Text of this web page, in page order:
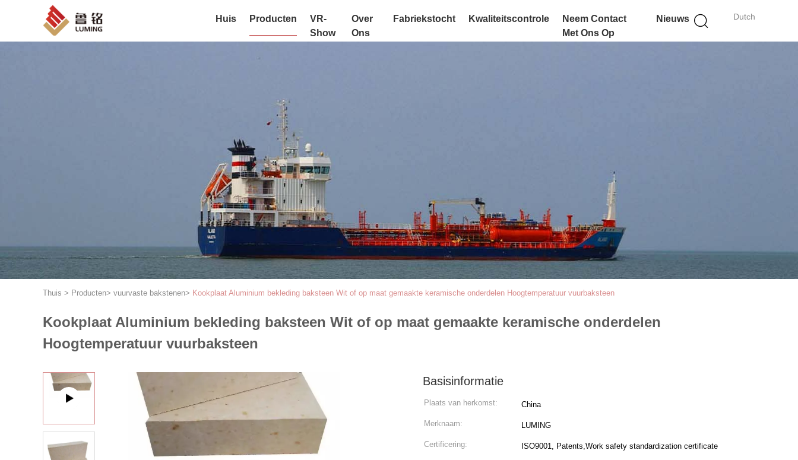
Dutch
Huis Producten
VR-
Show
Over
Ons
Fabriekstocht Kwaliteitscontrole
Neem Contact
Met Ons Op
Nieuws
Thuis > Producten> vuurvaste bakstenen> Kookplaat Aluminium bekleding baksteen Wit of op maat gemaakte keramische onderdelen Hoogtemperatuur vuurbaksteen
Kookplaat Aluminium bekleding baksteen Wit of op maat gemaakte keramische onderdelen
Hoogtemperatuur vuurbaksteen
Basisinformatie
Plaats van herkomst: China
Merknaam: LUMING
Certificering: ISO9001, Patents,Work safety standardization certificate